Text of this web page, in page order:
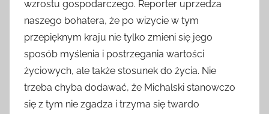
wzrostu gospodarczego. Reporter uprzedza
naszego bohatera, że po wizycie w tym
przepięknym kraju nie tylko zmieni się jego
sposób myślenia i postrzegania wartości
życiowych, ale także stosunek do życia. Nie
trzeba chyba dodawać, że Michalski stanowczo
się z tym nie zgadza i trzyma się twardo